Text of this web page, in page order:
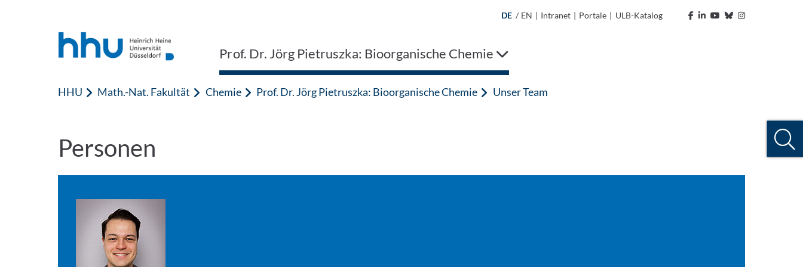
DE / EN | Intranet | Portale | ULB-Katalog
Prof. Dr. Jörg Pietruszka: Bioorganische Chemie
HHU Math.-Nat. Fakultät Chemie Prof. Dr. Jörg Pietruszka: Bioorganische Chemie Unser Team
Personen